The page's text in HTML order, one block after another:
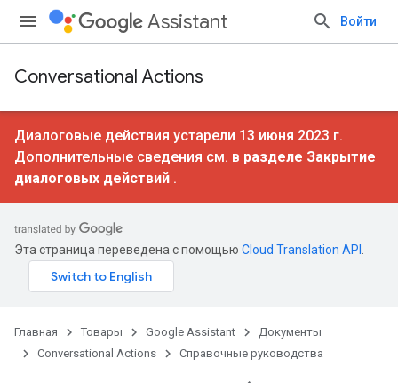
Assistant Войти
Conversational Actions
Диалоговые действия устарели 13 июня 2023 г.
Дополнительные сведения см. в разделе Закрытие
диалоговых действий .
Эта страница переведена с помощью Cloud Translation API
Главная Товары Google Assistant
Документы
Conversational Actions
Справочные руководства